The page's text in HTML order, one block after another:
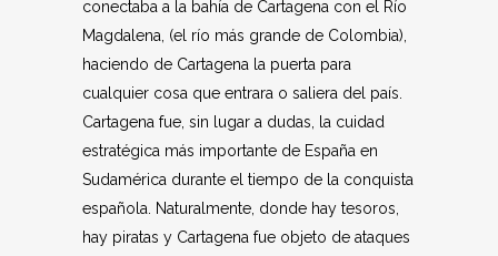
conectaba a la bahía de Cartagena con el Río
Magdalena, (el río más grande de Colombia),
haciendo de Cartagena la puerta para
cualquier cosa que entrara o saliera del país.
Cartagena fue, sin lugar a dudas, la cuidad
estratégica más importante de España en
Sudamérica durante el tiempo de la conquista
española. Naturalmente, donde hay tesoros,
hay piratas y Cartagena fue objeto de ataques